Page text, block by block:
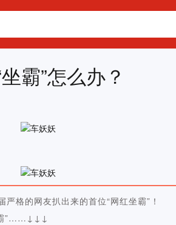
霸”怎么办？
格的网友扒出来的首位“网红坐霸”！
霸”……↓↓↓